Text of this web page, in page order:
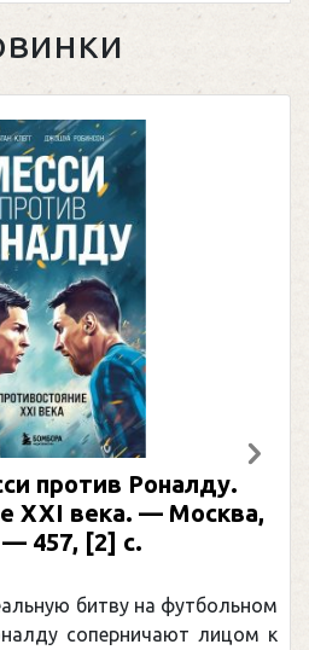
против Роналду.
XXI века. — Москва,
— 457, [2] с.
битву на футбольном
соперничают лицом к